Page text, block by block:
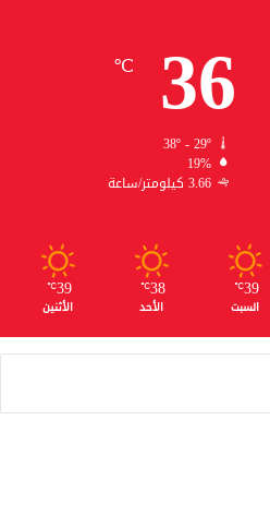
36
℃
38º - 29º
19%
3.66 كيلومتر/ساعة
39
℃
السبت
38
℃
الأحد
39
℃
الأثنين